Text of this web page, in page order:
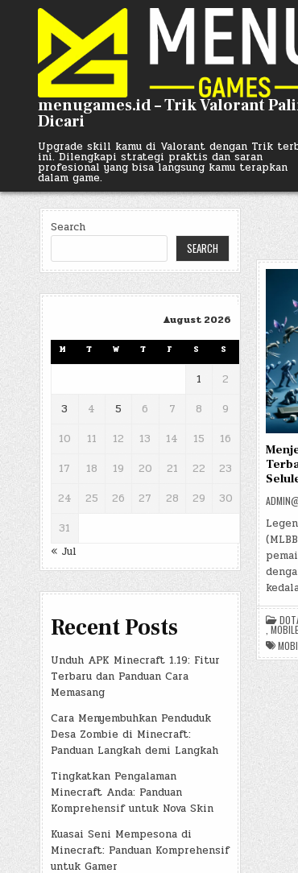
menugames.id – Trik Valorant
Dicari
Upgrade skill kamu di Valorant dengan Trik
ini. Dilengkapi strategi praktis dan saran
profesional yang bisa langsung kamu terapkan
dalam game.
Search
SEARCH
August 2026
M T W T F S S
1
2
3
4 5 6 7 8
9
10
11 12 13 14 15
16
17
18 19 20 21 22
23
24
25 26 27 28 29
30
31
« Jul
Recent Posts
Unduh APK Minecraft 1.19: Fitur
Terbaru dan Panduan Cara
Memasang
Cara Menyembuhkan Penduduk
Desa Zombie di Minecraft:
Panduan Langkah demi Langkah
Tingkatkan Pengalaman
Minecraft Anda: Panduan
Komprehensif untuk Nova Skin
Kuasai Seni Mempesona di
Minecraft: Panduan Komprehensif
untuk Gamer